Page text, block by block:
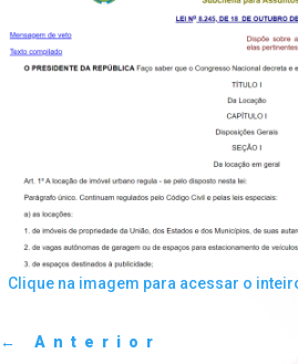
Clique na imagem para acessar o
← Anterior